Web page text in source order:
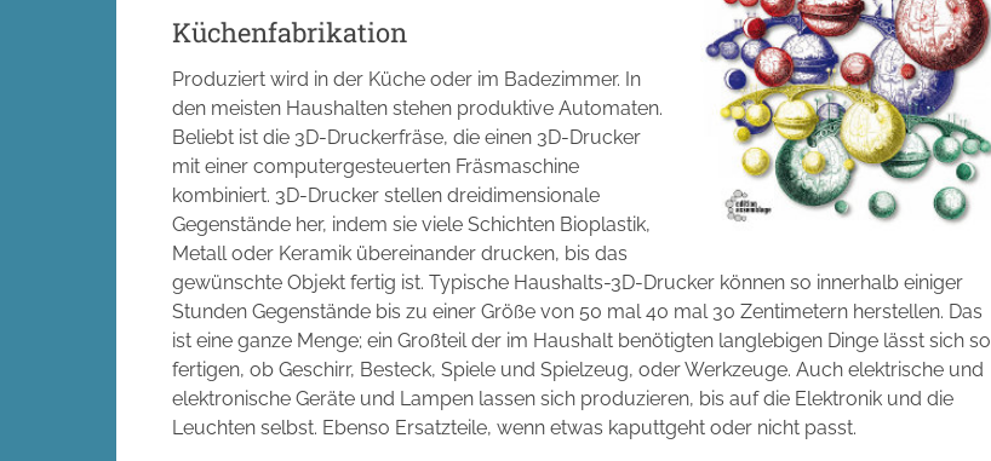
Küchenfabrikation
Produziert wird in der Küche oder im Badezimmer. In
den meisten Haushalten stehen produktive Automaten.
Beliebt ist die 3D-Druckerfräse, die einen 3D-Drucker
mit einer computergesteuerten Fräsmaschine
kombiniert. 3D-Drucker stellen dreidimensionale
Gegenstände her, indem sie viele Schichten Bioplastik,
Metall oder Keramik übereinander drucken, bis das
gewünschte Objekt fertig ist. Typische Haushalts-3D-Drucker können so innerhalb einiger
Stunden Gegenstände bis zu einer Größe von 50 mal 40 mal 30 Zentimetern herstellen. Das
ist eine ganze Menge; ein Großteil der im Haushalt benötigten langlebigen Dinge lässt sich so
fertigen, ob Geschirr, Besteck, Spiele und Spielzeug, oder Werkzeuge. Auch elektrische und
elektronische Geräte und Lampen lassen sich produzieren, bis auf die Elektronik und die
Leuchten selbst. Ebenso Ersatzteile, wenn etwas kaputtgeht oder nicht passt.